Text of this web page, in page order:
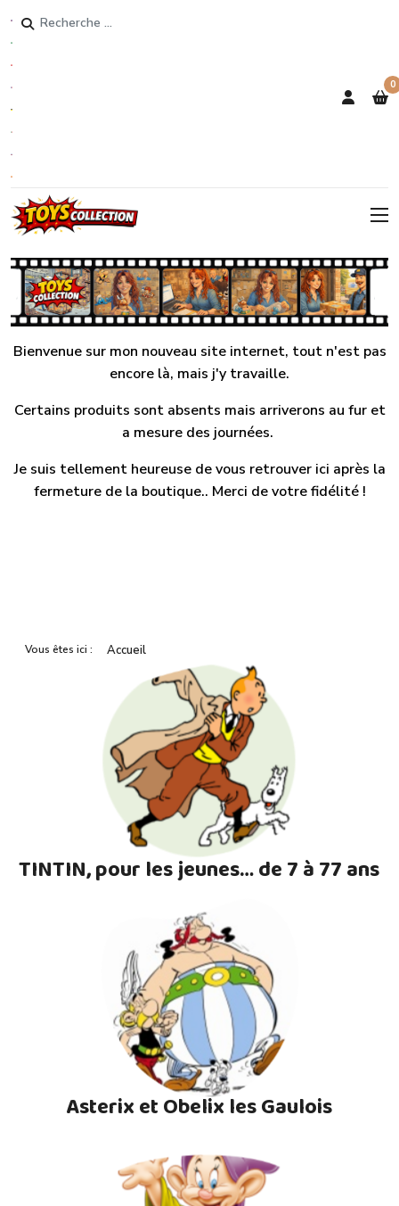
Rechercher
0
Bienvenue sur mon nouveau site internet, tout n'est pas
encore là, mais j'y travaille.
Certains produits sont absents mais arriverons au fur et
a mesure des journées.
Je suis tellement heureuse de vous retrouver ici après la
fermeture de la boutique.. Merci de votre fidélité !
Vous êtes ici : Accueil
TINTIN, pour les jeunes… de 7 à 77 ans
Asterix et Obelix les Gaulois